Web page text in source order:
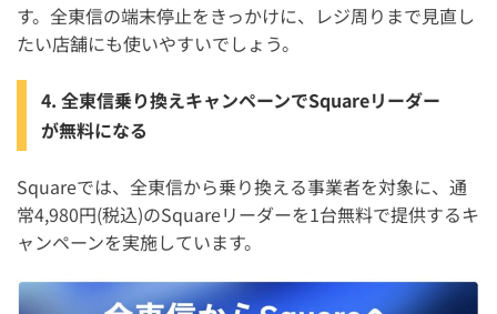
す。全東信の端末停止をきっかけに、レジ周りまで見直し
たい店舗にも使いやすいでしょう。
4. 全東信乗り換えキャンペーンでSquareリーダー
が無料になる
Squareでは、全東信から乗り換える事業者を対象に、通
常4,980円(税込)のSquareリーダーを1台無料で提供するキ
ャンペーンを実施しています。